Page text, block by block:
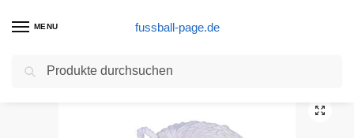
MENU fussball-page.de
Start Fußballtraining Produkte / VGEBY1 Weißes Fußballnetz, großes Fußballtrainings-Tornetz für das Fußballspiel-Wettkampftraining(6X4FT)